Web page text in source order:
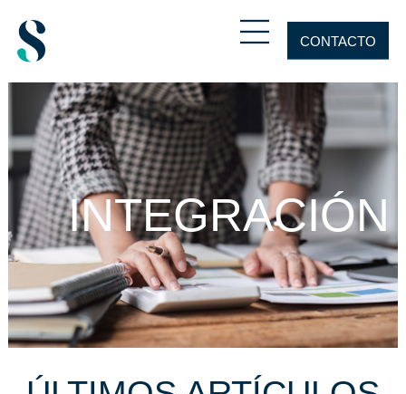
CONTACTO
INTEGRACIÓN